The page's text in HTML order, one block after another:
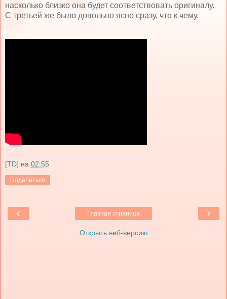
насколько близко она будет соответствовать оригиналу.
С третьей же было довольно ясно сразу, что к чему.
[TD] на 02:55
Поделиться
‹ ›
Главная страница
Открыть веб-версию